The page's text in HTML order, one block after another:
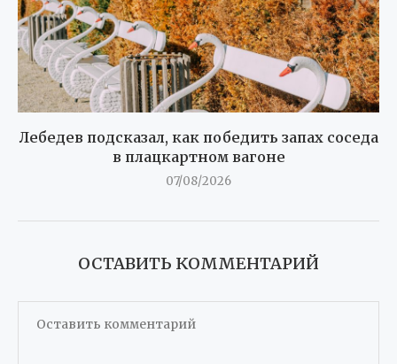
Лебедев подсказал, как победить запах соседа
в плацкартном вагоне
07/08/2026
ОСТАВИТЬ КОММЕНТАРИЙ